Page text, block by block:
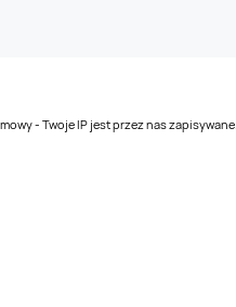
- Twoje IP jest przez nas zapisywane.